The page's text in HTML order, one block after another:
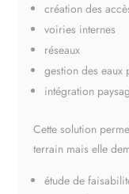
création des
voiries internes
réseaux
gestion des eaux
intégration
Cette solution
terrain mais elle
étude de